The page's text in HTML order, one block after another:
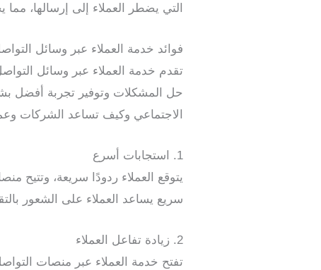
التي يضطر العملاء إلى إرسالها،
فوائد خدمة العملاء عبر وسائل
تقدم خدمة العملاء عبر وسائل
حل المشكلات وتوفير تجربة أفضل
الاجتماعي وكيف تساعد الشركات
1. استجابات أسرع
يتوقع العملاء ردودًا سريعة، وتتيح
سريع يساعد العملاء على الشعور
2. زيادة تفاعل العملاء
تفتح خدمة العملاء عبر منصات